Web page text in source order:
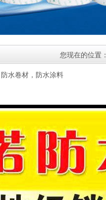
您现在的位置：
水卷材，防水涂料